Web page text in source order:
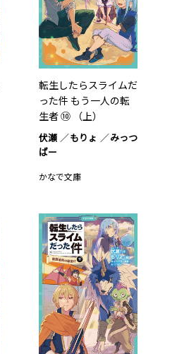
転生したらスライムだ
った件 もう一人の転
生者 ⑩ （上）
伏瀬 もりょ
みっつ
ばー
かなで文庫